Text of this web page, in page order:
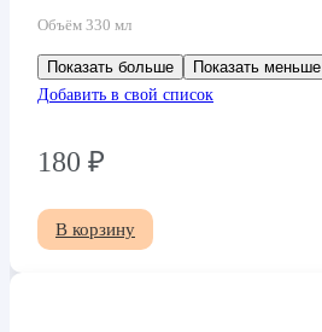
Объём 330 мл
Показать больше
Показать меньше
Добавить в свой список
180 ₽
В корзину